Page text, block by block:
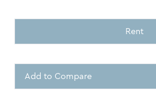
Rent
Add to Compare